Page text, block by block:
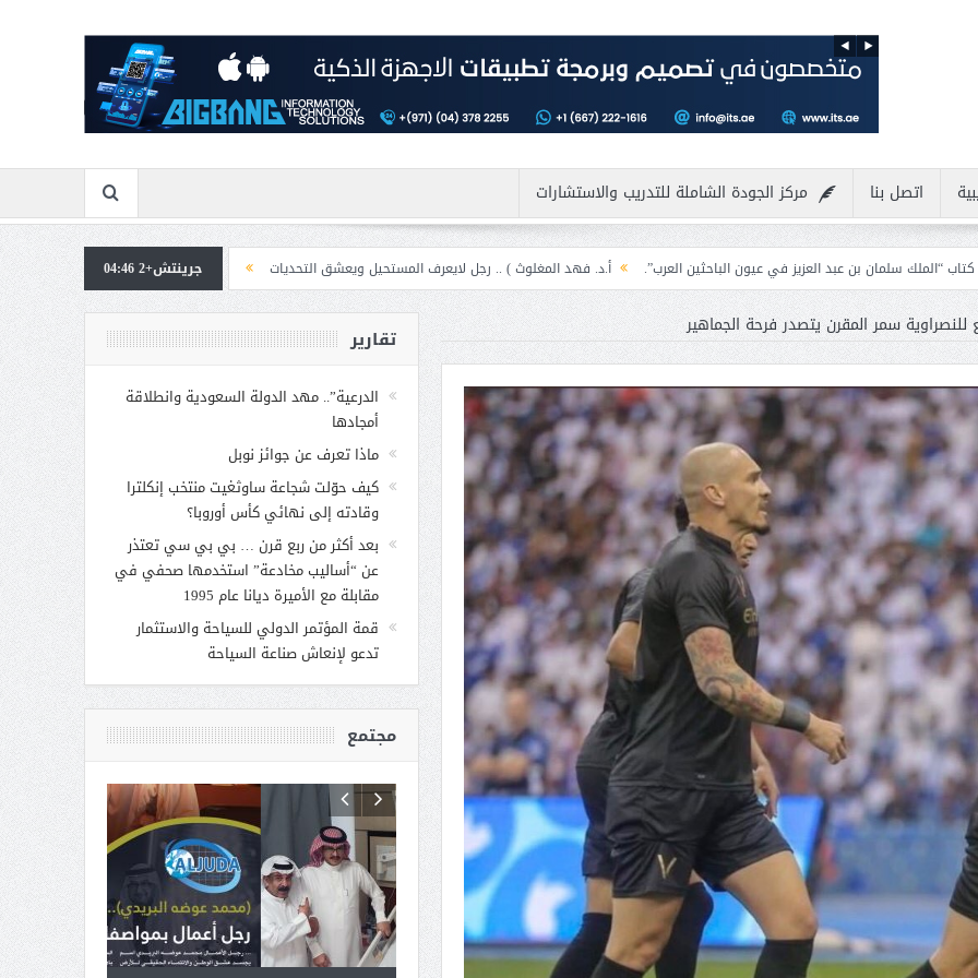
اتصل بنا مركز الجودة الشاملة للتدريب والاستشارات
العزيز في عيون الباحثين العرب”. أ.د. فهد المغلوث ) .. رجل لايعرف المستحيل ويعشق التحديات مسابقة المشيقح تعلن فرسان النسخة الخامسة
بمشاركة
جرينتش+2 04:46
سمر المقرن يتصدر فرحة الجماهير تقارير
الدرعية”.. مهد الدولة السعودية وانطلاقة
أمجادها
ماذا تعرف عن جوائز نوبل
كيف حوّلت شجاعة ساوثغيت منتخب إنكلترا
وقادته إلى نهائي كأس أوروبا؟
بعد أكثر من ربع قرن … بي بي سي تعتذر
عن “أساليب مخادعة” استخدمها صحفي في
مقابلة مع الأميرة ديانا عام 1995
قمة المؤتمر الدولي للسياحة والاستثمار
تدعو لإنعاش صناعة السياحة
مجتمع